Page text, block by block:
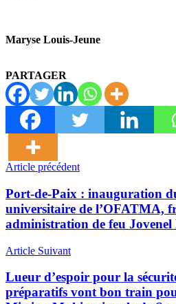
Maryse Louis-Jeune
PARTAGER
Article précédent
Port-de-Paix : inauguration
universitaire de l’OFATMA,
administration de feu Jovenel
Article Suivant
Lueur d’espoir pour la
préparatifs vont bon train